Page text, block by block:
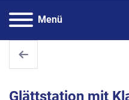
Menü
Glättstation mit